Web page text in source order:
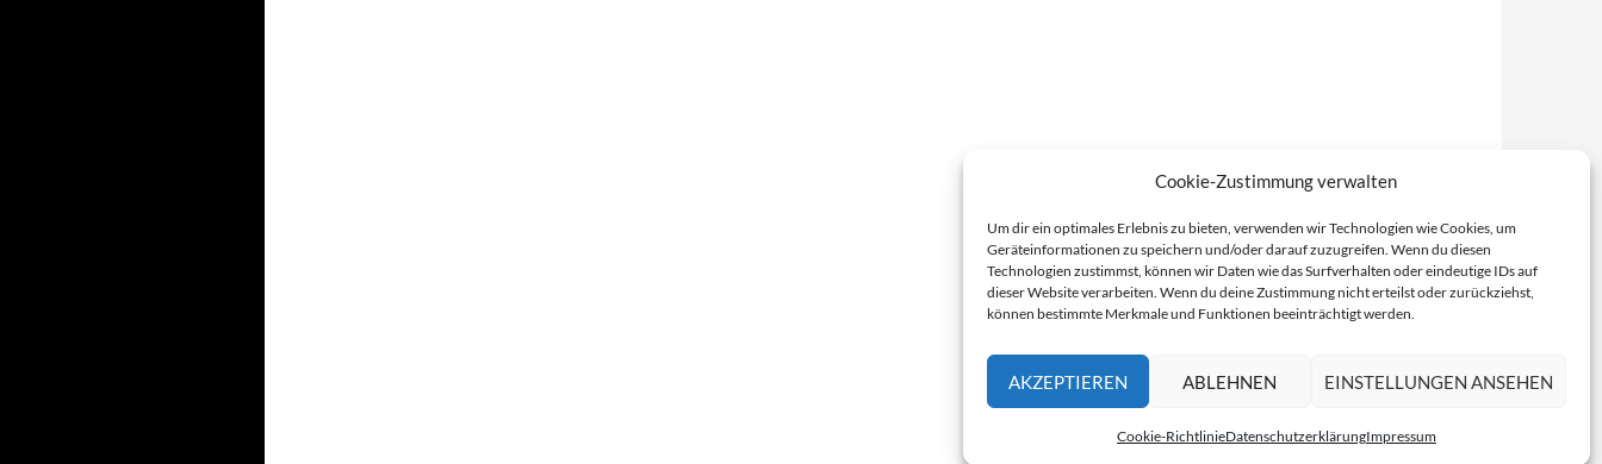
Cookie-Zustimmung verwalten
Um dir ein optimales Erlebnis zu bieten, verwenden wir Technologien wie Cookies, um
Geräteinformationen zu speichern und/oder darauf zuzugreifen. Wenn du diesen
Technologien zustimmst, können wir Daten wie das Surfverhalten oder eindeutige IDs auf
dieser Website verarbeiten. Wenn du deine Zustimmung nicht erteilst oder zurückziehst,
können bestimmte Merkmale und Funktionen beeinträchtigt werden.
AKZEPTIEREN ABLEHNEN EINSTELLUNGEN ANSEHEN
Cookie-RichtlinieDatenschutzerklärungImpressum